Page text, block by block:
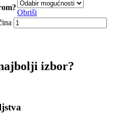
Obriši
izbor?